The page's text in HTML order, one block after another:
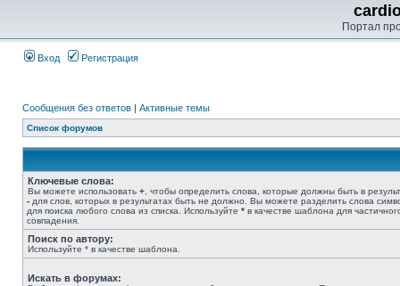
Портал
Вход Регистрация
Сообщения без ответов | Активные темы
Список форумов
Ключевые слова:
Вы можете использовать + , чтобы определить слова, которые должны быть в
- для слов, которых в результатах быть не должно. Вы можете разделить слова
для поиска любого слова из списка. Используйте * в качестве шаблона для
совпадения.
Поиск по автору:
Используйте * в качестве шаблона.
Искать в форумах: